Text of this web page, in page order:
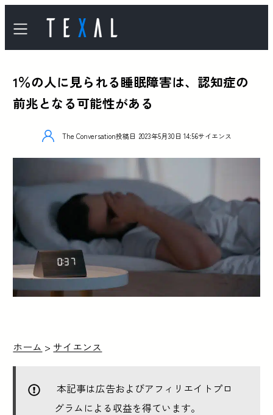
1％の人に見られる睡眠障害は、認知症の
前兆となる可能性がある
The Conversation投稿日 2023年5月30日 14:56サイエンス
ホーム > サイエンス
本記事は広告およびアフィリエイトプロ
グラムによる収益を得ています。